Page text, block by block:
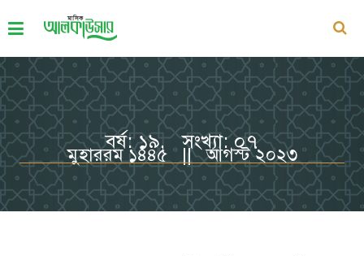
বর্ষ: ১৯, সংখ্যা: ০৭
মুহাররম ১৪৪৫ || আগস্ট ২০২৩